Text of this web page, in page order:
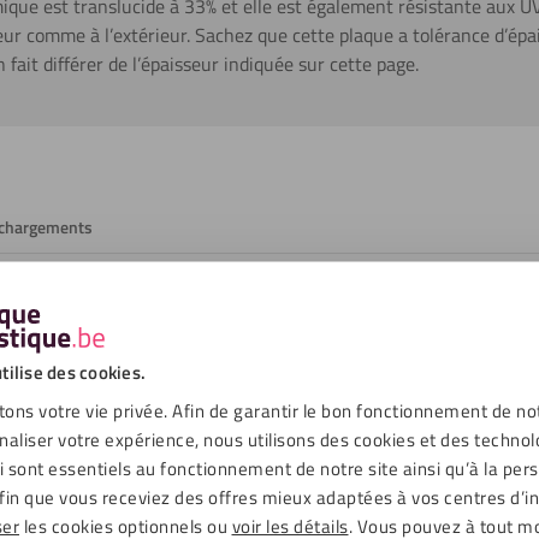
des cookies.
votre vie privée. Afin de garantir le bon fonctionnement de
votre expérience, nous utilisons des cookies et des
sont essentiels au fonctionnement de notre site ainsi qu’à la
que vous receviez des offres mieux adaptées à vos centres
les cookies optionnels ou voir les détails. Vous pouvez à tout
est translucide à 33% et elle est également résistante aux
comme à l’extérieur. Sachez que cette plaque a tolérance
fait différer de l’épaisseur indiquée sur cette page.
Lisse, Opale
33 %
Extérieur, Intérieur
Oui